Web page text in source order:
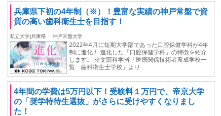
兵庫県下初の4年制（※）！豊富な実績の神戸常盤で資
質の高い歯科衛生士を目指す！
私立大学|兵庫県 神戸常盤大学
2022年4月に短期大学部であった口腔保健学科が4年
制に進化！ 進化した「口腔保健学科」の特徴を紹介
します。 ※文部科学省「医療関係技術者養成学校一
覧 歯科衛生士学校」より
4年間の学費は5万円以下！受験料１万円で、帝京大学
の「奨学特待生選抜」がさらに受けやすくなりまし
た！